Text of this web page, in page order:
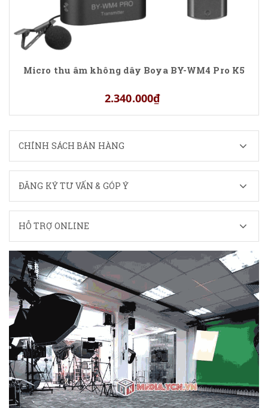
Micro thu âm không dây Boya BY-WM4 Pro K5
2.340.000₫
CHÍNH SÁCH BÁN HÀNG
ĐĂNG KÝ TƯ VẤN & GÓP Ý
HỖ TRỢ ONLINE